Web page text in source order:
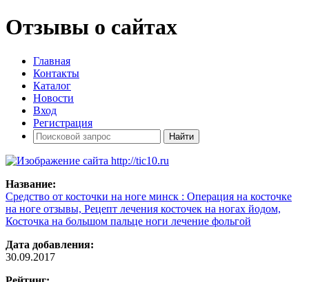
Отзывы о сайтах
Главная
Контакты
Каталог
Новости
Вход
Регистрация
Название:
Средство от косточки на ноге минск : Операция на косточке
на ноге отзывы, Рецепт лечения косточек на ногах йодом,
Косточка на большом пальце ноги лечение фольгой
Дата добавления:
30.09.2017